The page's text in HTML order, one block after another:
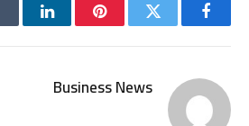
فيسبوكتويتر بينتيريستلينكدإن
Business News